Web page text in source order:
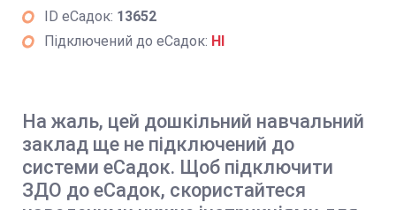
ID еСадок: 13652
Підключений до еСадок: НІ
На жаль, цей дошкільний навчальний
заклад ще не підключений до
системи еСадок. Щоб підключити
ЗДО до еСадок, скористайтеся